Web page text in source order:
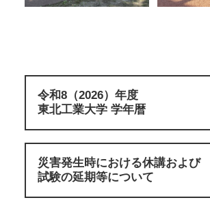
令和8（2026）年度
東北工業大学 学年暦
災害発生時における休講および
試験の延期等について